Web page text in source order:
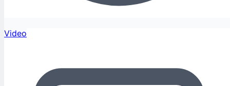
Video